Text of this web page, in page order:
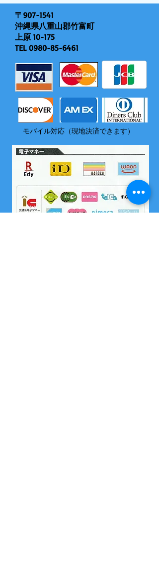
〒907-1541
沖縄県八重山郡竹富町
上原 10-175
TEL 0980-85-6461
モバイル対応（現地決済できます）